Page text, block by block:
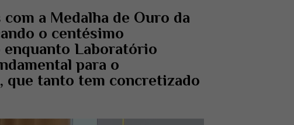
a Medalha de Ouro da
o centésimo
enquanto Laboratório
para o
que tanto tem concretizado